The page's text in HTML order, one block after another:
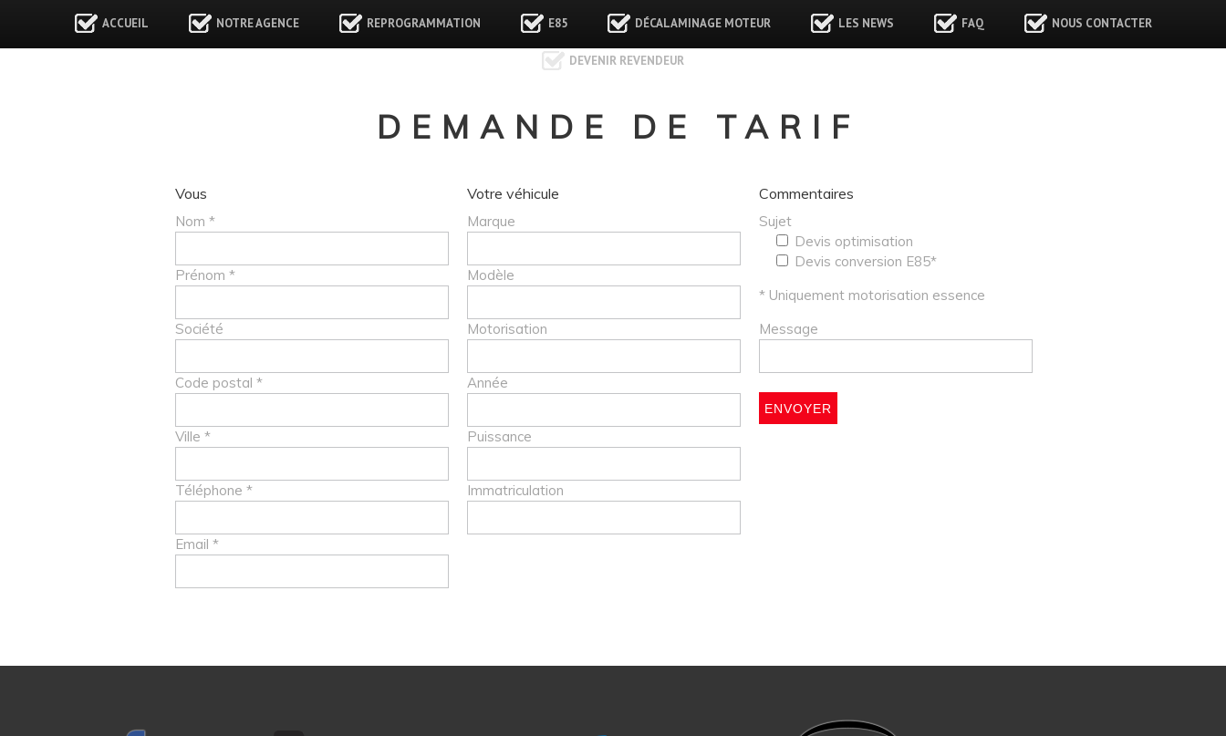
ACCUEIL NOTRE AGENCE REPROGRAMMATION E85 DÉCALAMINAGE MOTEUR LES NEWS FAQ NOUS CONTACTER
DEVENIR REVENDEUR
DEMANDE DE TARIF
Vous
Nom *
Prénom *
Société
Code postal *
Ville *
Téléphone *
Email *
Votre véhicule
Marque
Modèle
Motorisation
Année
Puissance
Immatriculation
Commentaires
Sujet
Devis optimisation
Devis conversion E85*
* Uniquement motorisation essence
Message